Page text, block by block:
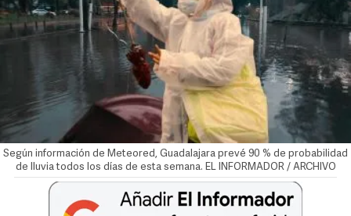
Según información de Meteored, Guadalajara prevé 90 % de probabilidad
de lluvia todos los días de esta semana. EL INFORMADOR / ARCHIVO